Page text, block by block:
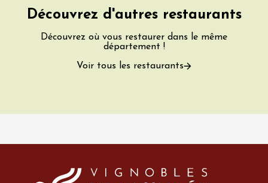
Découvrez d'autres restaurants
Découvrez où vous restaurer dans le même
département !
Voir tous les restaurants